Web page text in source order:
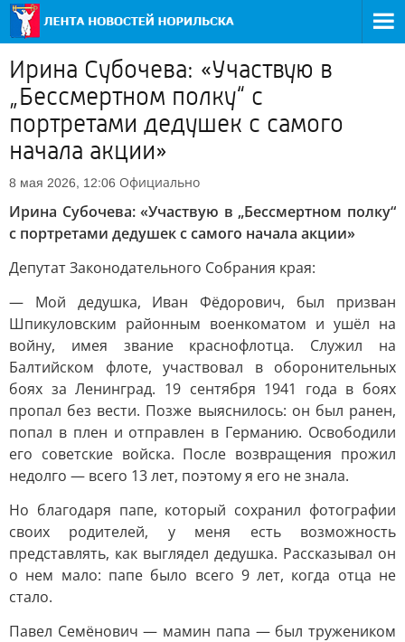
Ирина Субочева: «Участвую в
„Бессмертном полку“ с
портретами дедушек с самого
начала акции»
8 мая 2026, 12:06 Официально
Ирина Субочева: «Участвую в „Бессмертном полку“
с портретами дедушек с самого начала акции»
Депутат Законодательного Собрания края:
— Мой дедушка, Иван Фёдорович, был призван
Шпикуловским районным военкоматом и ушёл на
войну, имея звание краснофлотца. Служил на
Балтийском флоте, участвовал в оборонительных
боях за Ленинград. 19 сентября 1941 года в боях
пропал без вести. Позже выяснилось: он был ранен,
попал в плен и отправлен в Германию. Освободили
его советские войска. После возвращения прожил
недолго — всего 13 лет, поэтому я его не знала.
Но благодаря папе, который сохранил фотографии
своих родителей, у меня есть возможность
представлять, как выглядел дедушка. Рассказывал он
о нем мало: папе было всего 9 лет, когда отца не
стало.
Павел Семёнович — мамин папа — был тружеником